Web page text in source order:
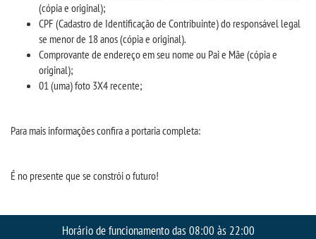
VESTIBULAR
INSCREVA-SE
MATRÍCULA
(cópia e original);
CPF (Cadastro de Identificação de Contribuinte) do responsável legal
se menor de 18 anos (cópia e original).
Comprovante de endereço em seu nome ou Pai e Mãe (cópia e
original);
01 (uma) foto 3X4 recente;
Para mais informações confira a portaria completa:
É no presente que se constrói o futuro!
Horário de funcionamento das 08:00 às 22:00